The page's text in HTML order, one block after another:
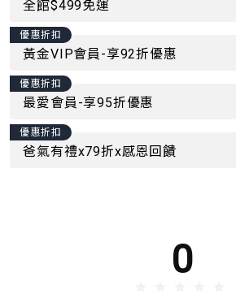
全館$499免運
優惠折扣
黃金VIP會員-享92折優惠
優惠折扣
最愛會員-享95折優惠
優惠折扣
爸氣有禮x79折x感恩回饋
0